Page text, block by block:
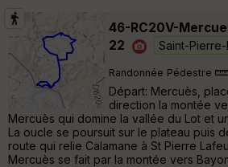
46-RC20V-
22
Saint-
Randonnée Pédestre
Départ: Mercuès,
direction la montée
Mercuès qui domine la vallée du Lot et
La oucle se poursuit sur le plateau puis
route qui relie Calamane à St Pierre
Mercuès se fait par la montée vers